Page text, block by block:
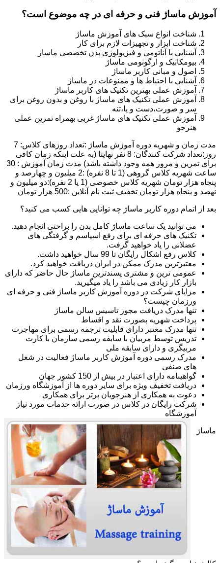
آموزش ماساژ فنی و حرفه ای در چه موضوع است؟
شناخت انواع سبک های آموزش ماساژ
شناخت ابزار و تجهیزات لازم برای کار
آشنایی با آناتومی و فیزیولوژی بدن تخصصی ماساژ
بیومکانیک و ارگونومی ماساژ
اصول و مبانی کاربر ماساژ
آشنایی با احتیاط ها و ممنوعات در ماساژ
آموزش عملی بهترین تکنیک های کاربر ماساژ
آموزش عملی تکنیک های ماساژ با روغن و بدون روغن برای
سر و صورت،دست و پا،تنه
آموزش عملی تکنیک های ماساژ غربی بهمراه تمرین عملی
هنرجو
مدت زمان و شهریه دوره آموزش ماساژ :تعداد روزهای کلاس: 7
روز:تعداد شرکت کنندگان: 8 نفر نهایتا (به علت اینکه زمان کافی
برای تمرین و مرور همه وجود داشته باشد) مدت زمان آموزش : 30
ساعت شهریه کلاس گروهی (1 تا 8 نفره) :2 میلیون و چهارصد و
پنجاه هزار تومان شهریه کلاس خصوصی (1 یا 2 نفره):دو میلیون و
نهصد و پنجاه هزار تومان تخفیف ثبت نام آنلاین :500 هزار تومان
بعد از اتمام دوره کاربر ماساژ چه توانایی هایی کسب می کنید؟
می توانید یک ساعت ماساژ کامل بدن را براحتی انجام دهید.
تکنیک های حرفه ای برای رفع اسپاسم و گرفتگی های
عضلانی را یاد خواهید گرفت.
کلاس رفع اشکال رایگان تا 99 سال خواهید داشت.
معتبرترین مدرک ممکن در ایران دریافت خواهید کرد.
عمومی ترین و مشتری پسندترین ماساژ حال حاضر که دارای
بازار کار زیادی می باشد را یاد میگیرید.
مزایای شرکت در دوره آموزش کاربر ماساژ فنی و حرفه ای
ورزمان چیست؟
تنها مدرک دریافت مجوز تاسیس سالن ماساژ
پرداخت شهریه بصورت نقد و اقساط
تنها مدرک معتبر دارای قابلیت ترجمه رسمی برای مهاجرت
تدریس توسط مربیان با سابقه رسمی سازمان با کارت
مربیگری و دارای سابقه ملی
مدرک رسمی دوره آموزش کاربر ماساژ فعالیت در شغل
های صنفی
گواهینامه دارای اعتبار در بیش از 150 کشور جهان
دریافت تخفیف ویژه برای سایر دوره ها از آموزشگاه ورزمان
دعوت به همکاری از هنرجویان برتر برای همکاری
شرکت رایگان در کلاس در صورت ارائه خدمات مورد نیاز
آموزشگاه
ماساژ